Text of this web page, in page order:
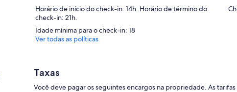
Horário de início do check-in: 14h. Horário de término do
check-in: 21h.
Idade mínima para o check-in: 18
Ver todas as políticas
Taxas
Você deve pagar os seguintes encargos na propriedade. As